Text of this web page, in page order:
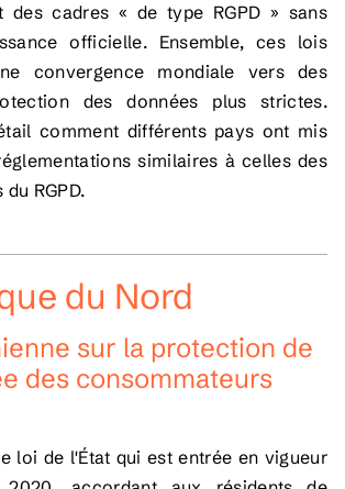
des cadres « de type RGPD » sans
officielle. Ensemble, ces lois
convergence mondiale vers des
des données plus strictes.
comment différents pays ont mis
similaires à celles des
RGPD.
du Nord
sur la protection de
des consommateurs
loi de l'État qui est entrée en vigueur